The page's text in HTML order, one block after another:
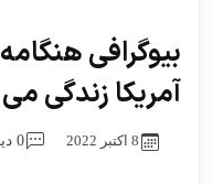
بیوگرافی
آمریکا زندگی
8 اکتبر 2022 0 دیدگاه